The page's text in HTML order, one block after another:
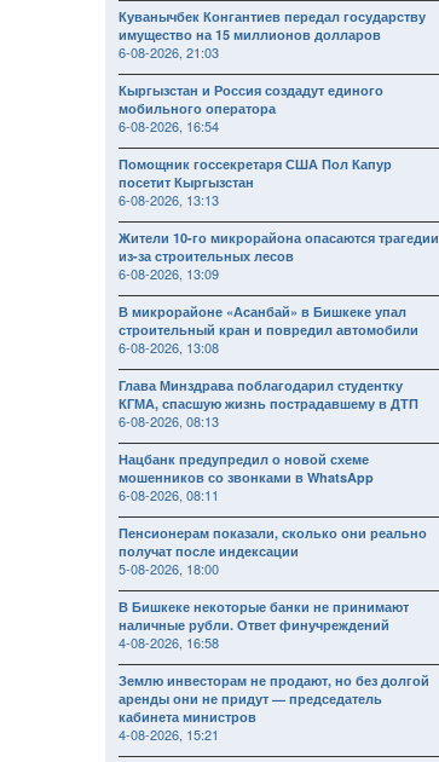
Куванычбек Конгантиев передал государству
имущество на 15 миллионов долларов
6-08-2026, 21:03
Кыргызстан и Россия создадут единого
мобильного оператора
6-08-2026, 16:54
Помощник госсекретаря США Пол Капур
посетит Кыргызстан
6-08-2026, 13:13
Жители 10-го микрорайона опасаются трагедии
из-за строительных лесов
6-08-2026, 13:09
В микрорайоне «Асанбай» в Бишкеке упал
строительный кран и повредил автомобили
6-08-2026, 13:08
Глава Минздрава поблагодарил студентку
КГМА, спасшую жизнь пострадавшему в ДТП
6-08-2026, 08:13
Нацбанк предупредил о новой схеме
мошенников со звонками в WhatsApp
6-08-2026, 08:11
Пенсионерам показали, сколько они реально
получат после индексации
5-08-2026, 18:00
В Бишкеке некоторые банки не принимают
наличные рубли. Ответ финучреждений
4-08-2026, 16:58
Землю инвесторам не продают, но без долгой
аренды они не придут — председатель
кабинета министров
4-08-2026, 15:21